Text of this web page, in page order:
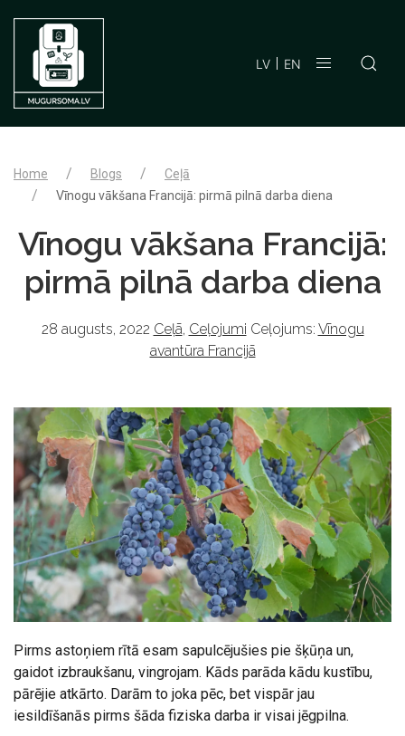
LV EN
Home Blogs
Ceļā
Vīnogu vākšana Francijā: pirmā pilnā darba diena
Vīnogu vākšana Francijā:
pirmā pilnā darba diena
28 augusts, 2022 Ceļā, Ceļojumi Ceļojums: Vīnogu
avantūra Francijā
Pirms astoņiem rītā esam sapulcējušies pie šķūņa un,
gaidot izbraukšanu, vingrojam. Kāds parāda kādu kustību,
pārējie atkārto. Darām to joka pēc, bet vispār jau
iesildīšanās pirms šāda fiziska darba ir visai jēgpilna.